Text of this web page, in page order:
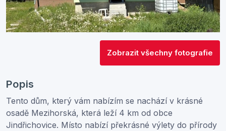
Zobrazit všechny fotografie
Popis
Tento dům, který vám nabízím se nachází v krásné
osadě Mezihorská, která leží 4 km od obce
Jindřichovice. Místo nabízí překrásné výlety do přírody